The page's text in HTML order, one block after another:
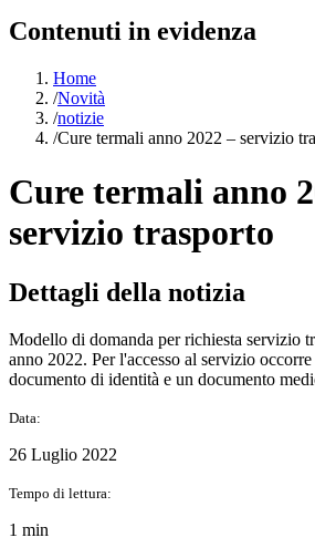
Contenuti in evidenza
Home
/Novità
/notizie
/Cure termali anno 2022 – servizio
Cure termali anno
servizio trasporto
Dettagli della notizia
Modello di domanda per richiesta servizio
anno 2022. Per l'accesso al servizio
documento di identità e un documento
Data:
26 Luglio 2022
Tempo di lettura:
1 min